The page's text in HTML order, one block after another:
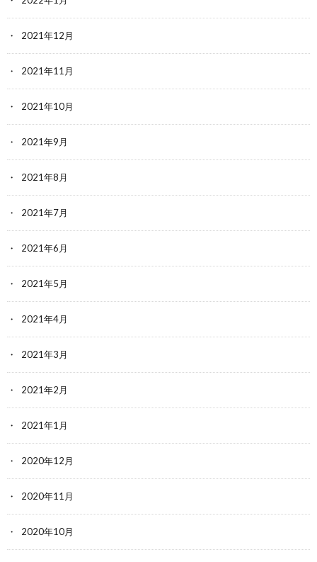
2021年12月
2021年11月
2021年10月
2021年9月
2021年8月
2021年7月
2021年6月
2021年5月
2021年4月
2021年3月
2021年2月
2021年1月
2020年12月
2020年11月
2020年10月